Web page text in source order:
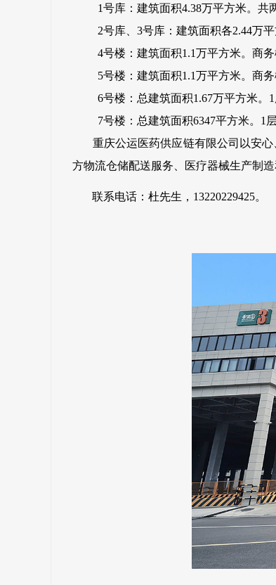
1号库：建筑面积4.38万平方米。共两
2号库、3号库：建筑面积各2.44万平
4号楼：建筑面积1.1万平方米。商务楼
5号楼：建筑面积1.1万平方米。商务楼
6号楼：总建筑面积1.67万平方米。1
7号楼：总建筑面积6347平方米。1层
重庆公运医药供应链有限公司以安心
方物流仓储配送服务、医疗器械生产制
联系电话： 杜先生，13220229425。